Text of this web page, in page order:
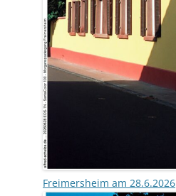
Freimersheim am 28.6.2026